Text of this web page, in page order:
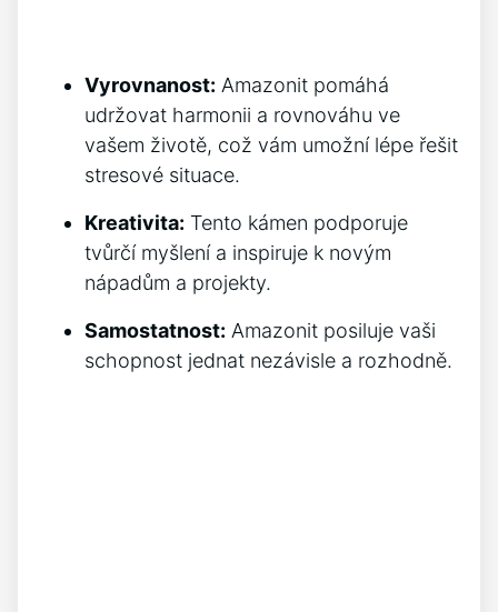
Vyrovnanost: Amazonit pomáhá
udržovat harmonii a rovnováhu ve
vašem životě, což vám umožní lépe řešit
stresové situace.
Kreativita: Tento kámen podporuje
tvůrčí myšlení a inspiruje k novým
nápadům a projekty.
Samostatnost: Amazonit posiluje vaši
schopnost jednat nezávisle a rozhodně.